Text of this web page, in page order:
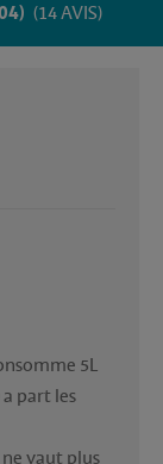
(14 AVIS)
5L
part les
vaut plus